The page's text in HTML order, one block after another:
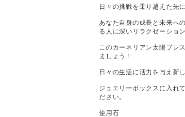
日々の挑戦を乗り越えた先
あなた自身の成長と未来へ
る人に深いリラクゼーショ
このカーネリアン太陽ブレ
ましょう！
日々の生活に活力を与え新
ジュエリーボックスに入れ
ださい。
使用石